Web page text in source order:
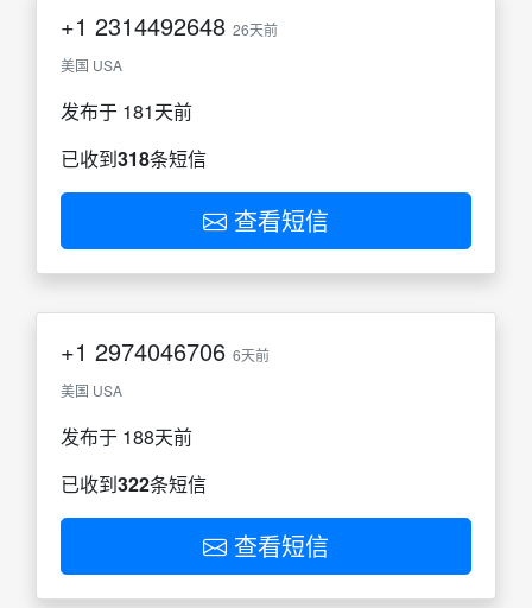
+1 2314492648 26天前
美国 USA
发布于 181天前
已收到318条短信
查看短信
+1 2974046706 6天前
美国 USA
发布于 188天前
已收到322条短信
查看短信